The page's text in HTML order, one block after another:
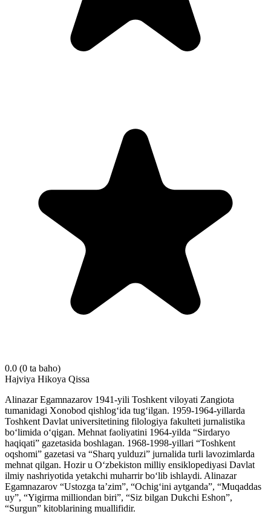
0.0 (0 ta baho)
Hajviya Hikoya Qissa
Alinazar Egamnazarov 1941-yili Toshkent viloyati Zangiota
tumanidagi Xonobod qishlogʻida tugʻilgan. 1959-1964-yillarda
Toshkent Davlat universitetining filologiya fakulteti jurnalistika
boʻlimida oʻqigan. Mehnat faoliyatini 1964-yilda “Sirdaryo
haqiqati” gazetasida boshlagan. 1968-1998-yillari “Toshkent
oqshomi” gazetasi va “Sharq yulduzi” jurnalida turli lavozimlarda
mehnat qilgan. Hozir u Oʻzbekiston milliy ensiklopediyasi Davlat
ilmiy nashriyotida yetakchi muharrir boʻlib ishlaydi. Alinazar
Egamnazarov “Ustozga taʼzim”, “Ochigʻini aytganda”, “Muqaddas
uy”, “Yigirma milliondan biri”, “Siz bilgan Dukchi Eshon”,
“Surgun” kitoblarining muallifidir.